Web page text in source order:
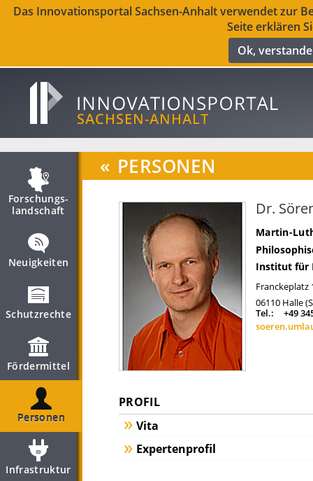
Das Innovationsportal Sachsen-Anhalt verwendet zur
Seite erklären
Ok,
Forschungs­
landschaft
Neuigkeiten
Schutzrechte
Fördermittel
Personen
Infrastruktur
« PERSONEN
Dr.
Martin-
Institut für
Franckeplatz
06110 Halle
Tel.:
+49
PROFIL
Vita
Expertenprofil